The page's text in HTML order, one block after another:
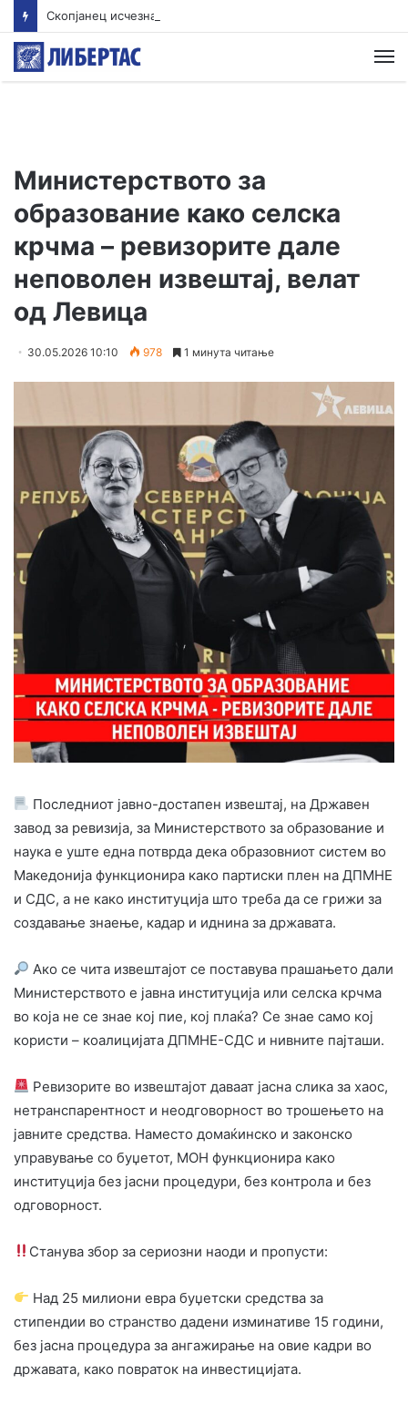
Министерството за
образование како селска
крчма – ревизорите дале
неповолен извештај, велат
од Левица
30.05.2026 10:10 978 1 минута читање
Последниот јавно-достапен извештај, на Државен
завод за ревизија, за Министерството за образование и
наука е уште еднa потврда дека образовниот систем во
Македонија функционира како партиски плен на ДПМНЕ
и СДС, а не како институција што треба да се грижи за
создавање знаење, кадар и иднина за државата.
Ако се чита извештајот се поставува прашањето дали
Министерството е јавна институција или селска крчма
во која не се знае кој пие, кој плаќа? Се знае само кој
користи – коалицијата ДПМНЕ-СДС и нивните пајташи.
Ревизорите во извештајот даваат јасна слика за хаос,
нетранспарентност и неодговорност во трошењето на
јавните средства. Наместо домаќинско и законско
управување со буџетот, МОН функционира како
институција без јасни процедури, без контрола и без
одговорност.
Станува збор за сериозни наоди и пропусти:
Над 25 милиони евра буџетски средства за
стипендии во странство дадени изминативе 15 години,
без јасна процедура за ангажирање на овие кадри во
државата, како повраток на инвестицијата.